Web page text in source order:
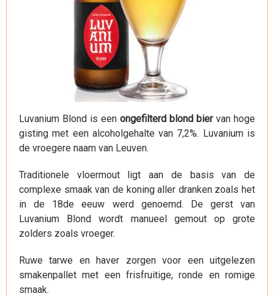
Luvanium Blond is een ongefilterd blond biervan hoge
gisting met een alcoholgehalte van 7,2%. Luvanium is
de vroegere naam van Leuven.
Traditionele vloermout ligt aan de basis van de
complexe smaak van de koning aller dranken zoals het
in de 18de eeuw werd genoemd. De gerst van
Luvanium Blond wordt manueel gemout op grote
zolders zoals vroeger.
Ruwe tarwe en haver zorgen voor een uitgelezen
smakenpallet met een frisfruitige, ronde en romige
smaak.